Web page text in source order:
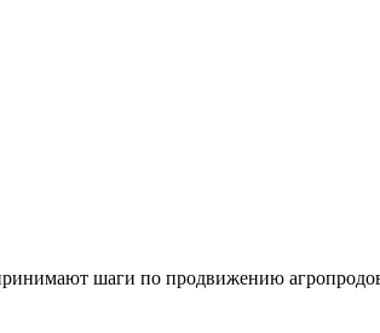
шаги по продвижению